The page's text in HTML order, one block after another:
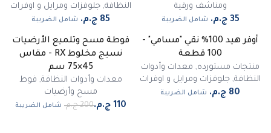
ومناشف ورقية
شامل الضريبة
النظافة, جلوفزات ومرايل و اوفرات
شامل الضريبة
أوفر هيد 100% نقي "مسامي" -
100 قطعة
منتجات مستورده, معدات وأدوات
النظافة, جلوفزات ومرايل و اوفرات
شامل الضريبة
%
فوطة مسح وتلميع الأرضيات
نسيج مخلوط RX - مقاس
45×75 سم
معدات وأدوات النظافة, فوط
مسح وأرضيات
شامل الضريبة